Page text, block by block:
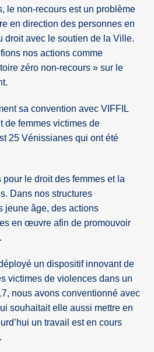
le non-recours est un problème
en direction des personnes en
droit avec le soutien de la Ville.
nos actions comme
zéro non-recours » sur le
sa convention avec VIFFIL
de femmes victimes de
25 Vénissianes qui ont été
le droit des femmes et la
Dans nos structures
jeune âge, des actions
en œuvre afin de promouvoir
un dispositif innovant de
victimes de violences dans un
nous avons conventionné avec
souhaitait elle aussi mettre en
un travail est en cours